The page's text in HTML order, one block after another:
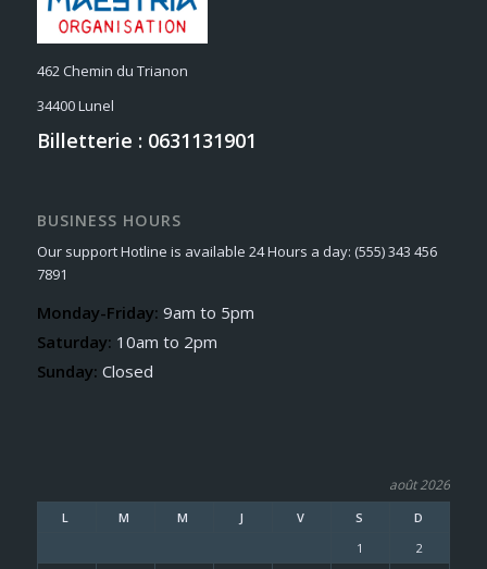
462 Chemin du Trianon
34400 Lunel
Billetterie : 0631131901
BUSINESS HOURS
Our support Hotline is available 24 Hours a day: (555) 343 456
7891
Monday-Friday: 9am to 5pm
Saturday: 10am to 2pm
Sunday: Closed
août 2026
L M M J V S
D
1
2